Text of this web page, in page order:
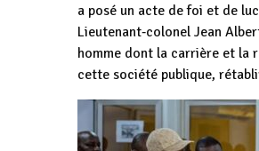
a posé un acte de foi et de
Lieutenant‑colonel Jean
homme dont la carrière et la
cette société publique,